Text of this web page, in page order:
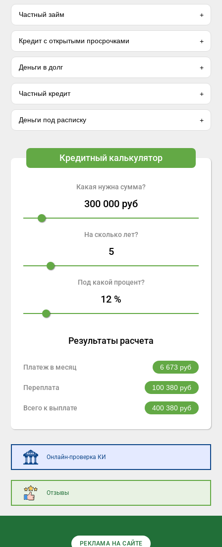
Частный займ
Кредит с открытыми просрочками
Деньги в долг
Частный кредит
Деньги под расписку
Кредитный калькулятор
Какая нужна сумма?
300 000 руб
На сколько лет?
5
Под какой процент?
12 %
Результаты расчета
Платеж в месяц 6 673 руб
Переплата 100 380руб
Всего к выплате 400 380руб
Онлайн-проверка КИ
Отзывы
РЕКЛАМА НА САЙТЕ